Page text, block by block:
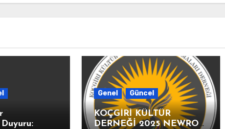
Duyuru:
Genel Güncel
KOÇGİRİ KÜLTÜR
DERNEĞİ 2025 NEWROZ